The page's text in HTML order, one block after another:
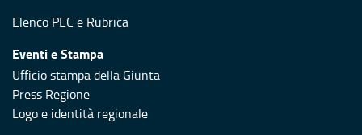
Elenco PEC e Rubrica
Eventi e Stampa
Ufficio stampa della Giunta
Press Regione
Logo e identità regionale